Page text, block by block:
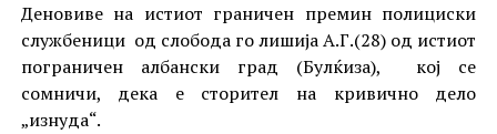
Деновиве на истиот граничен премин полициски
службеници од слобода го лишија А.Г.(28) од истиот
пограничен албански град (Булќиза), кој се
сомничи, дека е сторител на кривично дело
„изнуда“.